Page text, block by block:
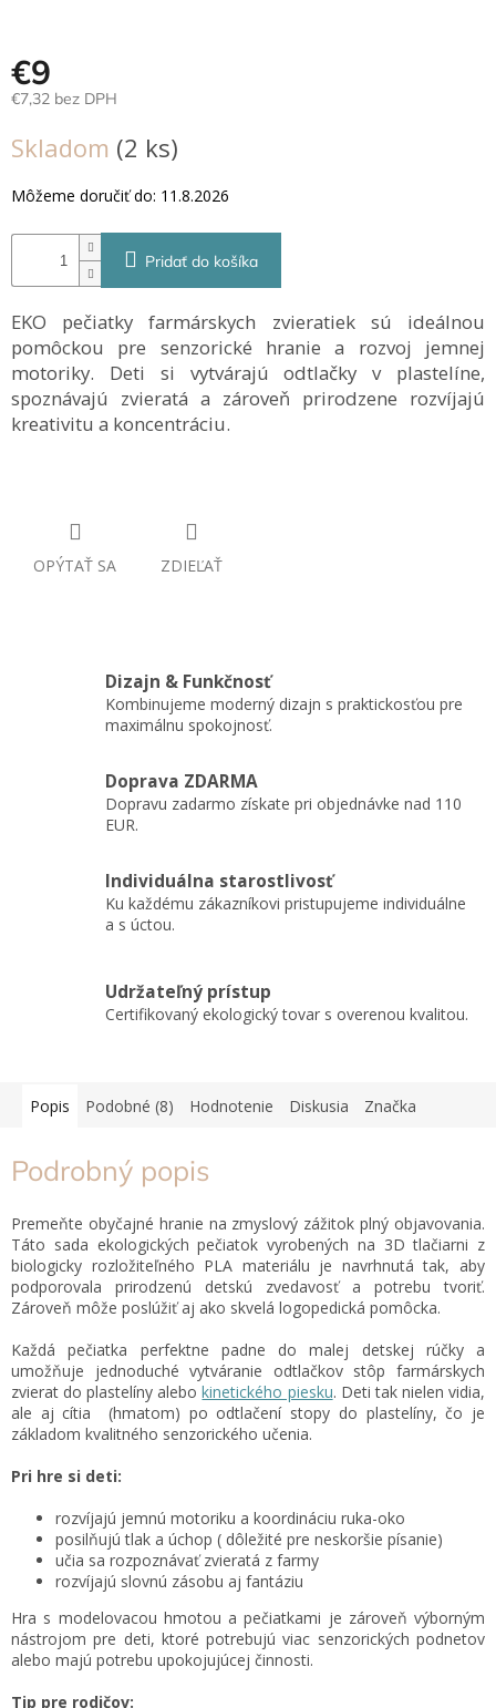
Prihlásenie
€9
€7,32 bez DPH
cena:
Skladom (2 ks)
Môžeme doručiť do: 11.8.2026
Pridať do košíka
EKO pečiatky farmárskych zvieratiek sú ideálnou
pomôckou pre senzorické hranie a rozvoj jemnej
motoriky. Deti si vytvárajú odtlačky v plastelíne,
spoznávajú zvieratá a zároveň prirodzene rozvíjajú
kreativitu a koncentráciu.
OPÝTAŤ SA ZDIEĽAŤ
Dizajn & Funkčnosť
Kombinujeme moderný dizajn s praktickosťou pre
maximálnu spokojnosť.
Doprava ZDARMA
Dopravu zadarmo získate pri objednávke nad 110
EUR.
Individuálna starostlivosť
Ku každému zákazníkovi pristupujeme individuálne
a s úctou.
Udržateľný prístup
Certifikovaný ekologický tovar s overenou kvalitou.
Popis Podobné (8) Hodnotenie Diskusia Značka
Podrobný popis
Premeňte obyčajné hranie na zmyslový zážitok plný objavovania.
Táto sada ekologických pečiatok vyrobených na 3D tlačiarni z
biologicky rozložiteľného PLA materiálu je navrhnutá tak, aby
podporovala prirodzenú detskú zvedavosť a potrebu tvoriť.
Zároveň môže poslúžiť aj ako skvelá logopedická pomôcka.
Každá pečiatka perfektne padne do malej detskej rúčky a
umožňuje jednoduché vytváranie odtlačkov stôp farmárskych
zvierat do plastelíny alebokinetického piesku. Deti tak nielen vidia,
ale aj cítia (hmatom) po odtlačení stopy do plastelíny, čo je
základom kvalitného senzorického učenia.
Pri hre si deti:
rozvíjajú jemnú motoriku a koordináciu ruka-oko
posilňujú tlak a úchop ( dôležité pre neskoršie písanie)
učia sa rozpoznávať zvieratá z farmy
rozvíjajú slovnú zásobu aj fantáziu
Hra s modelovacou hmotou a pečiatkami je zároveň výborným
nástrojom pre deti, ktoré potrebujú viac senzorických podnetov
alebo majú potrebu upokojujúcej činnosti.
Tip pre rodičov: